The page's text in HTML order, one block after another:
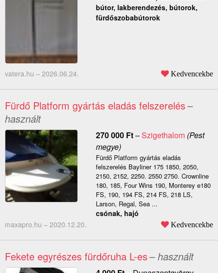
bútor, lakberendezés, bútorok,
fürdőszobabútorok
vatera.hu – 2026.06.24. Kedvencekbe
Fürdő Platform gyártás eladás felszerelés–
használt
270 000 Ft–Szigethalom(Pest
megye)
Fürdő Platform gyártás eladás
felszerelés Bayliner 175 1850, 2050,
2150, 2152, 2250. 2550 2750. Crownline
180, 185, Four Wins 190, Monterey e180
FS, 190, 194 FS, 214 FS, 218 LS,
Larson, Regal, Sea ...
csónak, hajó
maxapro.hu – 2020.12.20. Kedvencekbe
Fekete egyrészes fürdőruha L-es– használt